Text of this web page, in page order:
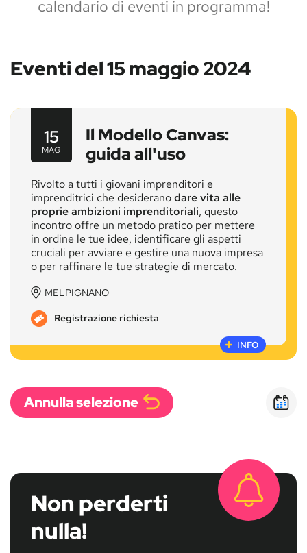
calendario di eventi in programma!
Eventi del 15 maggio 2024
15
MAG
Il Modello Canvas:
guida all'uso
Rivolto a tutti i giovani imprenditori e
imprenditrici che desideranodare vita alle
proprie ambizioni imprenditoriali, questo
incontro offre un metodo pratico per mettere
in ordine le tue idee, identificare gli aspetti
cruciali per avviare e gestire una nuova impresa
o per raffinare le tue strategie di mercato.
INFO
MELPIGNANO
Registrazione richiesta
Annulla selezione
Non perderti
nulla!